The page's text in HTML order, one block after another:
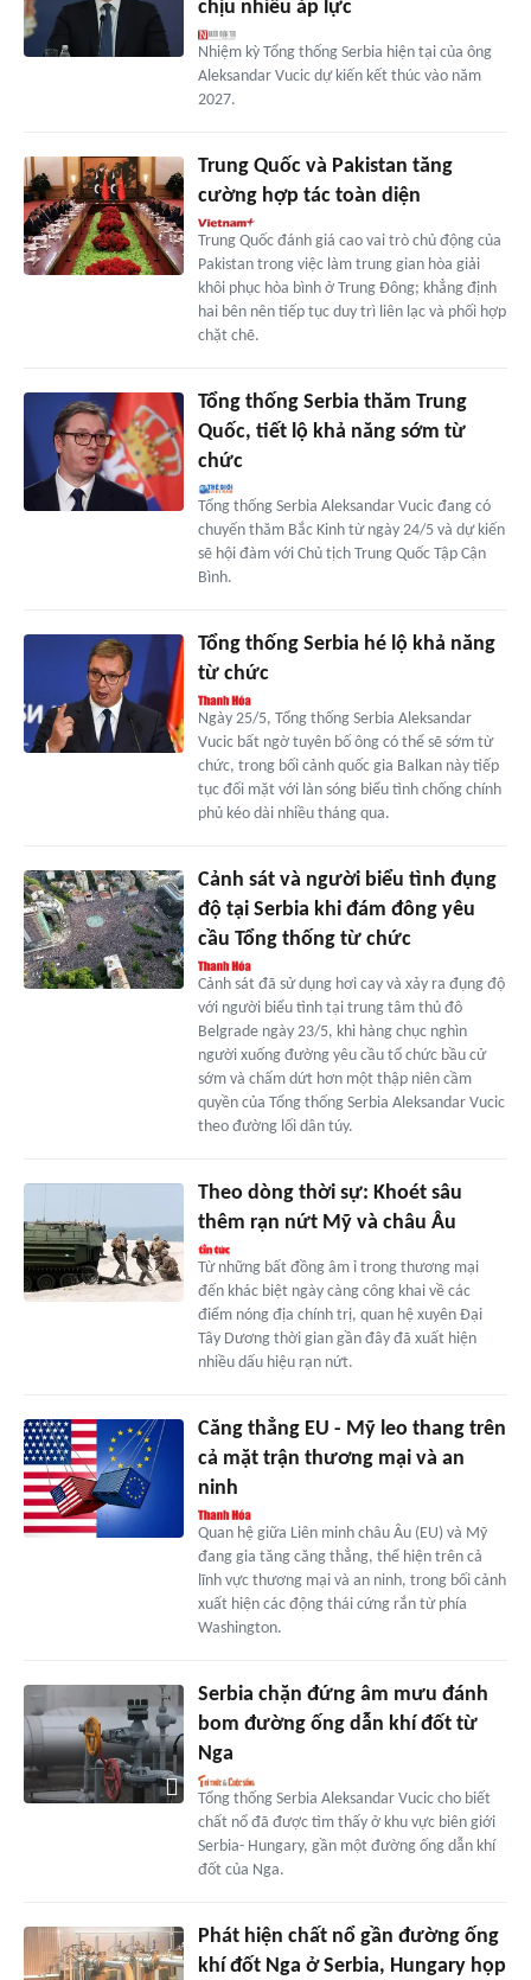
chịu nhiều áp lực
Nhiệm kỳ Tổng thống Serbia hiện tại của ông
Aleksandar Vucic dự kiến kết thúc vào năm
2027.
Trung Quốc và Pakistan tăng
cường hợp tác toàn diện
Trung Quốc đánh giá cao vai trò chủ động của
Pakistan trong việc làm trung gian hòa giải
khôi phục hòa bình ở Trung Đông; khẳng định
hai bên nên tiếp tục duy trì liên lạc và phối hợp
chặt chẽ.
Tổng thống Serbia thăm Trung
Quốc, tiết lộ khả năng sớm từ
chức
Tổng thống Serbia Aleksandar Vucic đang có
chuyến thăm Bắc Kinh từ ngày 24/5 và dự kiến
sẽ hội đàm với Chủ tịch Trung Quốc Tập Cận
Bình.
Tổng thống Serbia hé lộ khả năng
từ chức
Ngày 25/5, Tổng thống Serbia Aleksandar
Vucic bất ngờ tuyên bố ông có thể sẽ sớm từ
chức, trong bối cảnh quốc gia Balkan này tiếp
tục đối mặt với làn sóng biểu tình chống chính
phủ kéo dài nhiều tháng qua.
Cảnh sát và người biểu tình đụng
độ tại Serbia khi đám đông yêu
cầu Tổng thống từ chức
Cảnh sát đã sử dụng hơi cay và xảy ra đụng độ
với người biểu tình tại trung tâm thủ đô
Belgrade ngày 23/5, khi hàng chục nghìn
người xuống đường yêu cầu tổ chức bầu cử
sớm và chấm dứt hơn một thập niên cầm
quyền của Tổng thống Serbia Aleksandar Vucic
theo đường lối dân túy.
Theo dòng thời sự: Khoét sâu
thêm rạn nứt Mỹ và châu Âu
Từ những bất đồng âm ỉ trong thương mại
đến khác biệt ngày càng công khai về các
điểm nóng địa chính trị, quan hệ xuyên Đại
Tây Dương thời gian gần đây đã xuất hiện
nhiều dấu hiệu rạn nứt.
Căng thẳng EU - Mỹ leo thang trên
cả mặt trận thương mại và an
ninh
Quan hệ giữa Liên minh châu Âu (EU) và Mỹ
đang gia tăng căng thẳng, thể hiện trên cả
lĩnh vực thương mại và an ninh, trong bối cảnh
xuất hiện các động thái cứng rắn từ phía
Washington.
Serbia chặn đứng âm mưu đánh
bom đường ống dẫn khí đốt từ
Nga
Tổng thống Serbia Aleksandar Vucic cho biết
chất nổ đã được tìm thấy ở khu vực biên giới
Serbia- Hungary, gần một đường ống dẫn khí
đốt của Nga.
Phát hiện chất nổ gần đường ống
khí đốt Nga ở Serbia, Hungary họp